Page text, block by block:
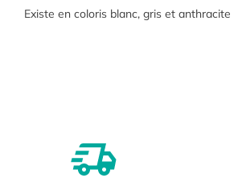
Existe en coloris blanc, gris et anthracite